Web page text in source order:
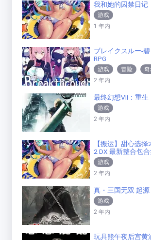
我和她的囚禁日记
游戏
1 年内
ブレイクスルー-
RPG
游戏 冒险 奇
2 年内
最终幻想VII：重生
游戏
2 年内
【搬运】甜心选
2 DX 最新整合包
游戏
2 年内
真・三国无双 起源
游戏
2 年内
玩具熊午夜后宫黄